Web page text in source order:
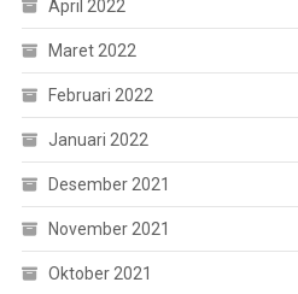
April 2022
Maret 2022
Februari 2022
Januari 2022
Desember 2021
November 2021
Oktober 2021